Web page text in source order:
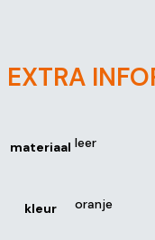
EXTRA
materiaal leer
kleur oranje